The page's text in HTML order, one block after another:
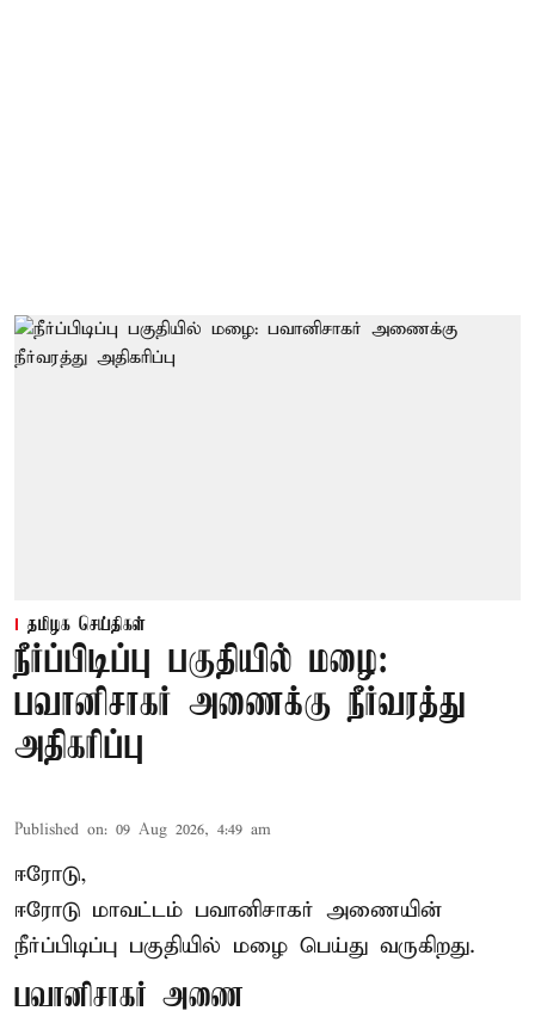
தமிழக செய்திகள்
நீர்ப்பிடிப்பு பகுதியில் மழை:
பவானிசாகர் அணைக்கு நீர்வரத்து
அதிகரிப்பு
Published on: 09 Aug 2026, 4:49 am
ஈரோடு,
ஈரோடு மாவட்டம் பவானிசாகர் அணையின்
நீர்ப்பிடிப்பு பகுதியில் மழை பெய்து வருகிறது.
பவானிசாகர் அணை